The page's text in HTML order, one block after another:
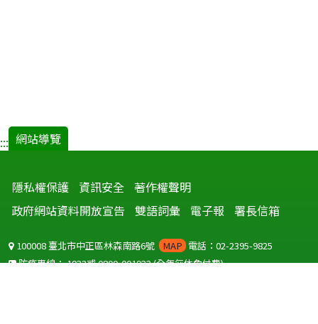
::: 網站導覽
隱私權保護 資訊安全 著作權聲明
政府網站資料開放宣告
雙語詞彙 電子報 署長信箱
100008 臺北市中正區林森南路6號 MAP 電話：02-2395-9825
防疫專線：1922或0800-001922(全年無休免付費)